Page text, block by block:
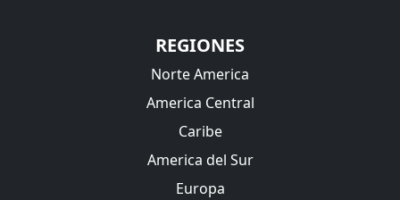
REGIONES
Norte America
America Central
Caribe
America del Sur
Europa